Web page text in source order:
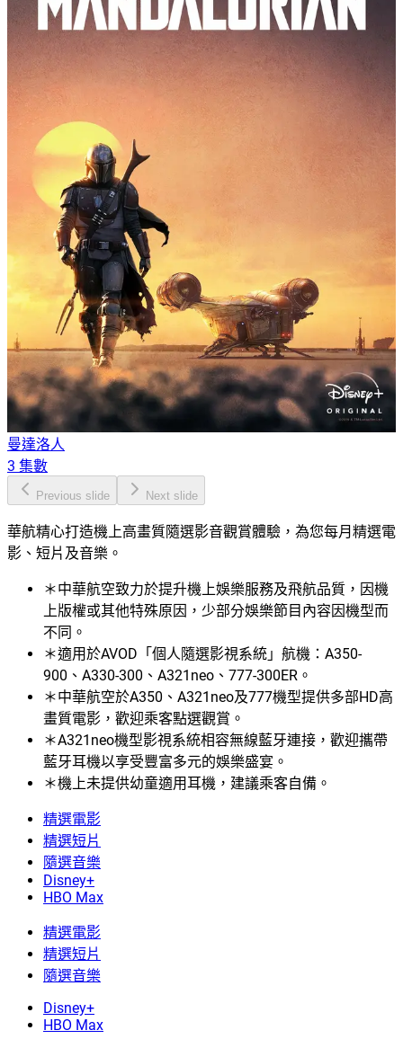
曼達洛人
3 集數
Previous slide Next slide
華航精心打造機上高畫質隨選影音觀賞體驗，為您每月精選電
影、短片及音樂。
＊中華航空致力於提升機上娛樂服務及飛航品質，因機
上版權或其他特殊原因，少部分娛樂節目內容因機型而
不同。
＊適用於AVOD「個人隨選影視系統」航機：A350-
900、A330-300、A321neo、777-300ER。
＊中華航空於A350、A321neo及777機型提供多部HD高
畫質電影，歡迎乘客點選觀賞。
＊A321neo機型影視系統相容無線藍牙連接，歡迎攜帶
藍牙耳機以享受豐富多元的娛樂盛宴。
＊機上未提供幼童適用耳機，建議乘客自備。
精選電影
精選短片
隨選音樂
Disney+
HBO Max
精選電影
精選短片
隨選音樂
Disney+
HBO Max